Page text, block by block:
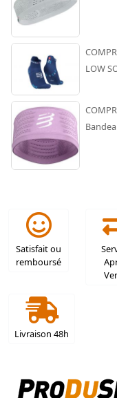
LOW
Satisfait ou
remboursé
Livraison 48h